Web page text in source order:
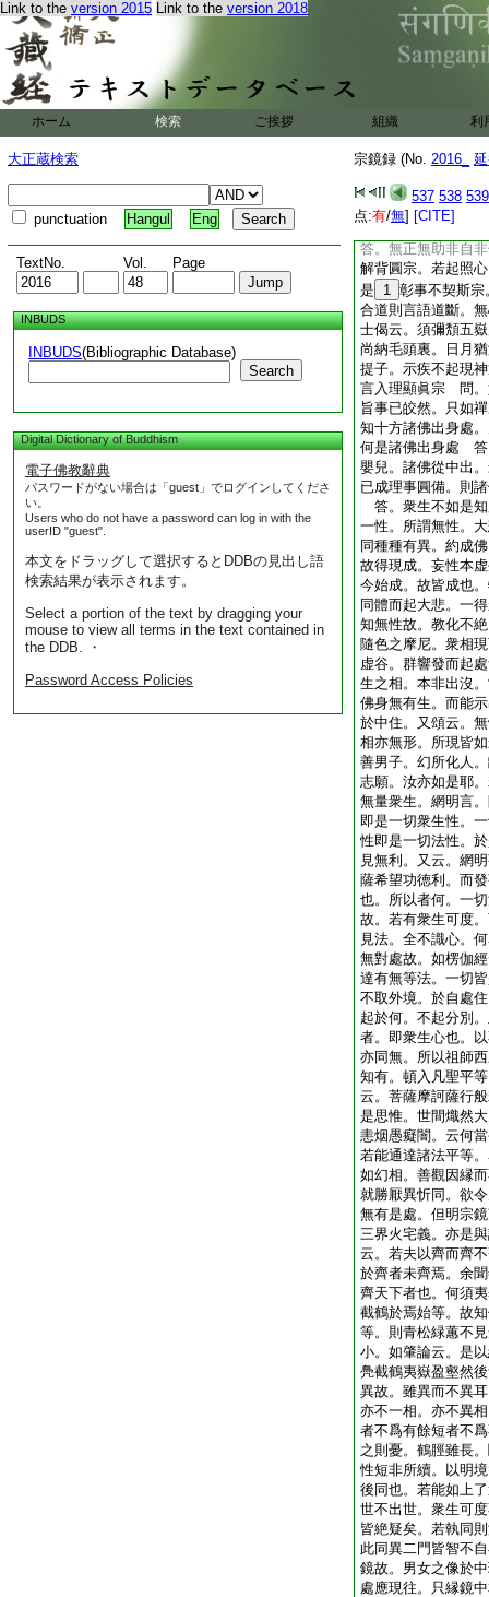
Link to the version 2015 Link to the version 2018
ホーム 検索 ご挨拶 組織 利
大正蔵検索
punctuation Hangul Eng
TextNo. Vol. Page
INBUDS
INBUDS(Bibliographic Database)
Search
Digital Dictionary of Buddhism
電子佛教辭典
パスワードがない場合は「guest」でログインしてくださ
い。
Users who do not have a password can log in with the
userID "guest".
本文をドラッグして選択するとDDBの見出し語
検索結果が表示されます。
Select a portion of the text by dragging your
mouse to view all terms in the text contained in
the DDB. ・
Password Access Policies
宗鏡録 (No. 2016_
537 538 539
点:有/無] [CITE]
何離自心。如靈山
見佛不同。如龍見
等。則心外無法之
見。無理無文。設
大海之水。如以十
圓頓之詮。眞如之
自勞神反招深咎問
猶是因他方便強説
得見自心之佛答。
問答。還就人覓。
問。豈無他助
答。無正無助非自
解背圓宗。若起照
是
1 彰事不契斯宗
合道則言語道斷。
士偈云。須彌頽五
尚納毛頭裏。日月
提子。示疾不起現
言入理顯眞宗 問。
旨事已皎然。只如
知十方諸佛出身處
何是諸佛出身處 答
嬰兒。諸佛從中出
已成理事圓備。則
答。衆生不如是
一性。所謂無性。
同種種有異。約成
故得現成。妄性本
今始成。故皆成也
同體而起大悲。一
知無性故。教化不
隨色之摩尼。衆相
虚谷。群響發而起
生之相。本非出沒
佛身無有生。而能
於中住。又頌云。
相亦無形。所現皆
善男子。幻所化人
志願。汝亦如是耶
無量衆生。網明言
即是一切衆生性。
性即是一切法性。
見無利。又云。網
薩希望功徳利。而
也。所以者何。一
故。若有衆生可度
見法。全不識心。
無對處故。如楞伽
達有無等法。一切
不取外境。於自處
起於何。不起分別
者。即衆生心也。
亦同無。所以祖師
知有。頓入凡聖平
云。菩薩摩訶薩行
是思惟。世間熾然
恚烟愚癡闇。云何
若能通達諸法平等
如幻相。善觀因縁
就勝厭異忻同。欲
無有是處。但明宗
三界火宅義。亦是
云。若夫以齊而齊
於齊者未齊焉。余
齊天下者也。何須
截鶴於焉始等。故
等。則青松緑蕙不
小。如肇論云。是
鳧截鶴夷嶽盈壑然
異故。雖異而不異
亦不一相。亦不異
者不爲有餘短者不
之則憂。鶴脛雖長
性短非所續。以明
後同也。若能如上
世不出世。衆生可
皆絶疑矣。若執同
此同異二門皆智不
鏡故。男女之像於
處應現往。只縁鏡